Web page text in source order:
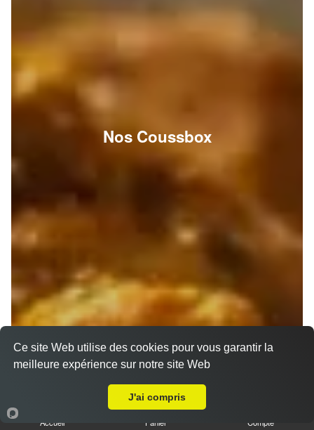
Nos Coussbox
Accueil Panier Compte
Ce site Web utilise des cookies pour vous garantir la
meilleure expérience sur notre site Web
J'ai compris